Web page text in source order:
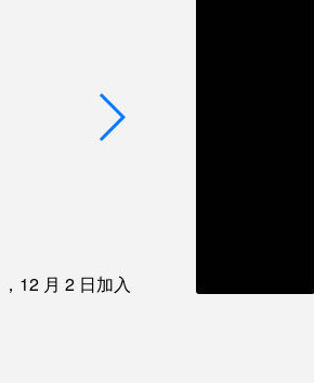
12 月 2 日加入